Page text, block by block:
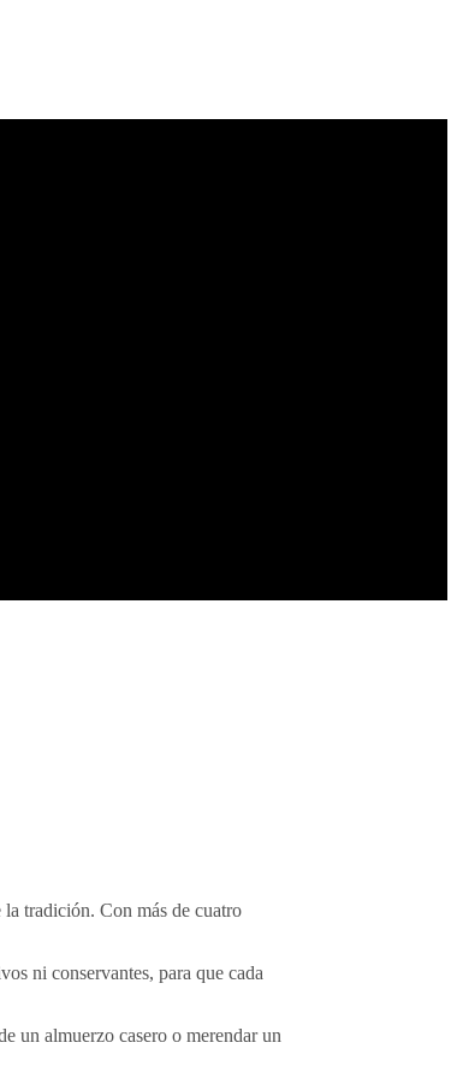
la tradición. Con más de cuatro
ni conservantes, para que cada
un almuerzo casero o merendar un